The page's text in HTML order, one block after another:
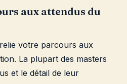
aux attendus du
votre parcours aux
La plupart des masters
et le détail de leur